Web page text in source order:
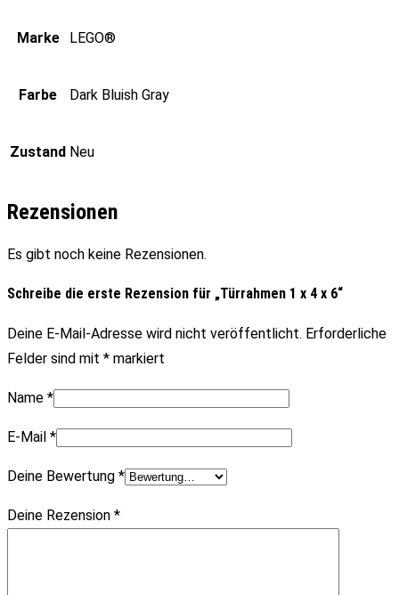
Marke LEGO®
Farbe Dark Bluish Gray
Zustand Neu
Rezensionen
Es gibt noch keine Rezensionen.
Schreibe die erste Rezension für „Türrahmen 1 x 4 x 6“
Deine E-Mail-Adresse wird nicht veröffentlicht. Erforderliche
Felder sind mit * markiert
Name *
E-Mail *
Deine Bewertung *
Deine Rezension *